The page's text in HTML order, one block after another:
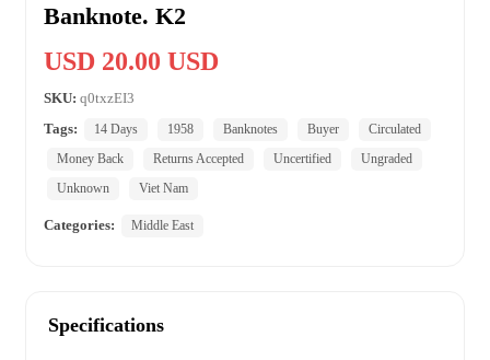
Banknote. K2
USD 20.00 USD
SKU: q0txzEI3
Tags:
14 Days 1958 Banknotes Buyer
Circulated
Money Back
Returns Accepted Uncertified
Ungraded
Unknown
Viet Nam
Categories: Middle East
Specifications